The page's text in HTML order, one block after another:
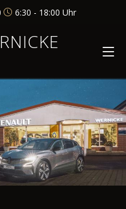
6:30 - 18:00 Uhr